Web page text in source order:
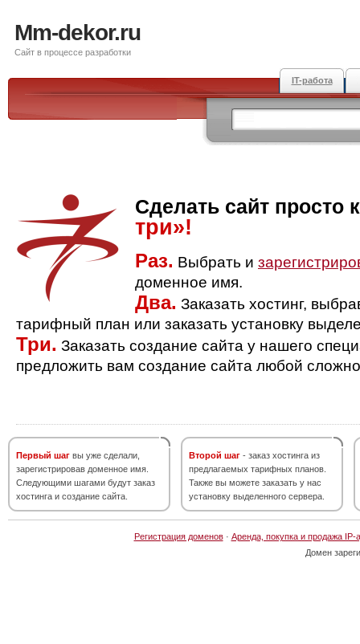
Mm-dekor.ru
Сайт в процессе разработки
IT-работа
Сделать сайт просто
три»!
Раз. Выбрать и
доменное имя.
Два. Заказать хостинг,
тарифный план или заказать установку
Три. Заказать создание сайта у нашего
предложить вам создание сайта любой
Первый шаг вы уже сделали,
зарегистрировав доменное имя.
Следующими шагами будут заказ
хостинга и создание сайта.
Второй шаг - заказ хостинга из
предлагаемых тарифных планов.
Также вы можете заказать у нас
установку выделенного сервера.
Регистрация доменов· Аренда, покупка и продажа IP-
Домен